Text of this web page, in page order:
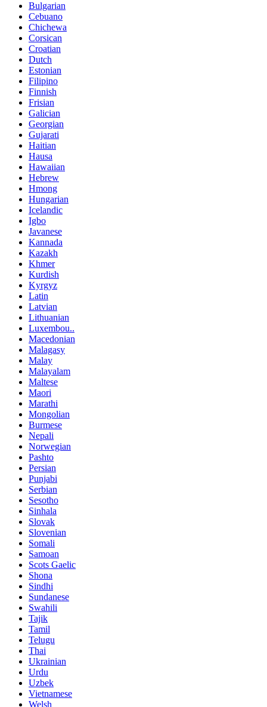
Bulgarian
Cebuano
Chichewa
Corsican
Croatian
Dutch
Estonian
Filipino
Finnish
Frisian
Galician
Georgian
Gujarati
Haitian
Hausa
Hawaiian
Hebrew
Hmong
Hungarian
Icelandic
Igbo
Javanese
Kannada
Kazakh
Khmer
Kurdish
Kyrgyz
Latin
Latvian
Lithuanian
Luxembou..
Macedonian
Malagasy
Malay
Malayalam
Maltese
Maori
Marathi
Mongolian
Burmese
Nepali
Norwegian
Pashto
Persian
Punjabi
Serbian
Sesotho
Sinhala
Slovak
Slovenian
Somali
Samoan
Scots Gaelic
Shona
Sindhi
Sundanese
Swahili
Tajik
Tamil
Telugu
Thai
Ukrainian
Urdu
Uzbek
Vietnamese
Welsh